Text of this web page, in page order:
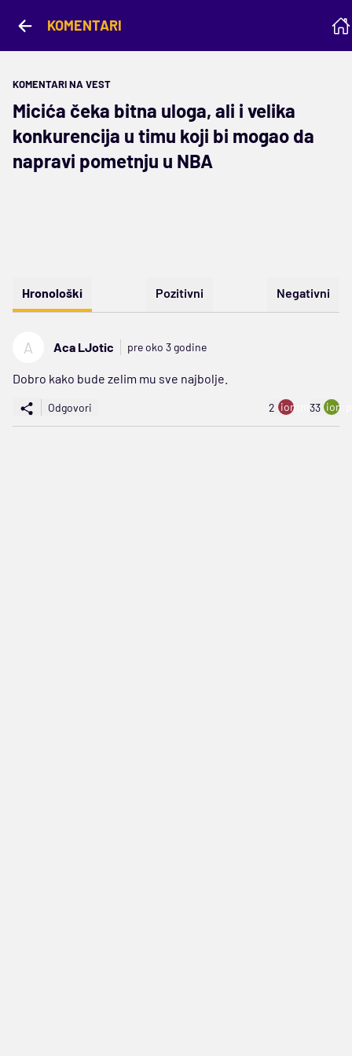
KOMENTARI
KOMENTARI NA VEST
Micića čeka bitna uloga, ali i velika
konkurencija u timu koji bi mogao da
napravi pometnju u NBA
Hronološki Pozitivni Negativni
A Aca LJotic pre oko 3 godine
Dobro kako bude zelim mu sve najbolje.
Odgovori 2 ion:minus
33